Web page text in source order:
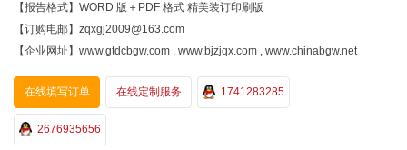
【报告格式】WORD 版＋PDF 格式 精美装订印刷版
【订购电邮】zqxgj2009@163.com
【企业网址】www.gtdcbgw.com , www.bjzjqx.com , www.chinabgw.net
在线填写订单 在线定制服务 1741283285
2676935656